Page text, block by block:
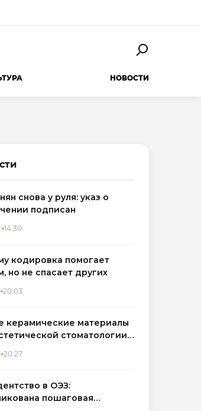
НОВОСТИ
снова у руля: указ о
подписан
14:30
кодировка помогает
но не спасает других
20:03
керамические материалы
стоматологии
20:27
в ОЭЗ:
пошаговая